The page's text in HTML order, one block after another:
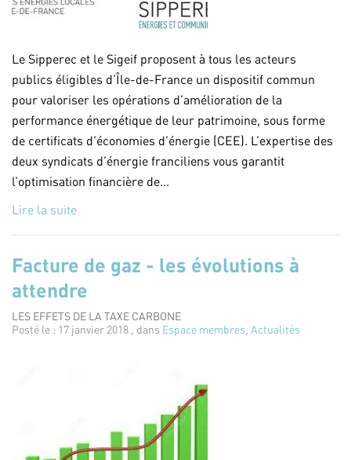
Le Sipperec et le Sigeif proposent à tous les acteurs
publics éligibles d’Île-de-France un dispositif commun
pour valoriser les opérations d’amélioration de la
performance énergétique de leur patrimoine, sous forme
de certificats d’économies d’énergie (CEE). L’expertise des
deux syndicats d’énergie franciliens vous garantit
l’optimisation financière de...
Lire la suite
Facture de gaz - les évolutions à
attendre
LES EFFETS DE LA TAXE CARBONE
Posté le : 17 janvier 2018 , dans Espace membres, Actualités